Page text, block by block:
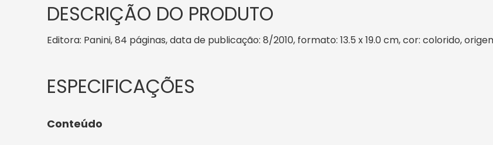
DESCRIÇÃO DO PRODUTO
Editora: Panini, 84 páginas, data de publicação: 8/2010, formato: 13.5 x 19.0 cm, cor: colorido,
Conteúdo